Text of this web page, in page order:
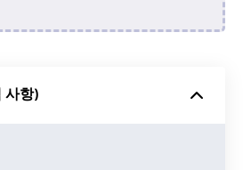
드라이브에서
사항)